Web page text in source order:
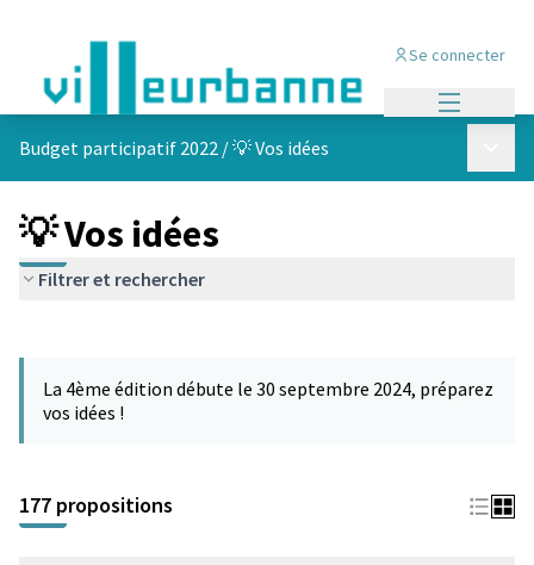
Se connecter
Budget participatif 2022 /💡 Vos idées
💡 Vos idées
Filtrer et rechercher
−
La 4ème édition débute le 30 septembre 2024, préparez
vos idées !
177 propositions